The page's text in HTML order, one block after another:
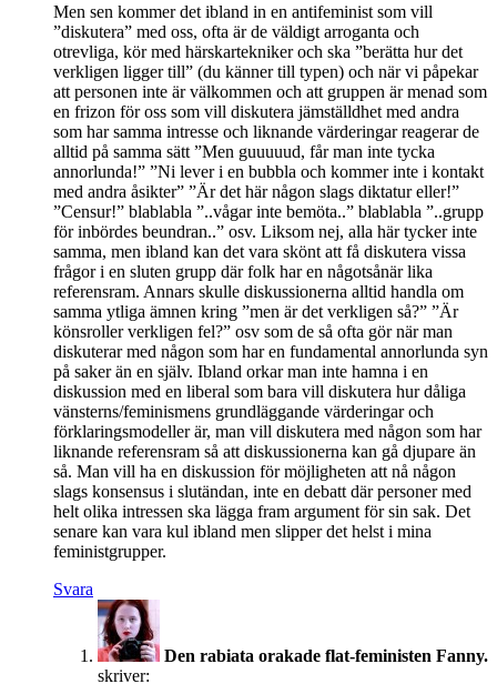
Men sen kommer det ibland in en antifeminist som vill
”diskutera” med oss, ofta är de väldigt arroganta och
otrevliga, kör med härskartekniker och ska ”berätta hur det
verkligen ligger till” (du känner till typen) och när vi påpekar
att personen inte är välkommen och att gruppen är menad som
en frizon för oss som vill diskutera jämställdhet med andra
som har samma intresse och liknande värderingar reagerar de
alltid på samma sätt ”Men guuuuud, får man inte tycka
annorlunda!” ”Ni lever i en bubbla och kommer inte i kontakt
med andra åsikter” ”Är det här någon slags diktatur eller!”
”Censur!” blablabla ”..vågar inte bemöta..” blablabla ”..grupp
för inbördes beundran..” osv. Liksom nej, alla här tycker inte
samma, men ibland kan det vara skönt att få diskutera vissa
frågor i en sluten grupp där folk har en någotsånär lika
referensram. Annars skulle diskussionerna alltid handla om
samma ytliga ämnen kring ”men är det verkligen så?” ”Är
könsroller verkligen fel?” osv som de så ofta gör när man
diskuterar med någon som har en fundamental annorlunda syn
på saker än en själv. Ibland orkar man inte hamna i en
diskussion med en liberal som bara vill diskutera hur dåliga
vänsterns/feminismens grundläggande värderingar och
förklaringsmodeller är, man vill diskutera med någon som har
liknande referensram så att diskussionerna kan gå djupare än
så. Man vill ha en diskussion för möjligheten att nå någon
slags konsensus i slutändan, inte en debatt där personer med
helt olika intressen ska lägga fram argument för sin sak. Det
senare kan vara kul ibland men slipper det helst i mina
feministgrupper.
Svara
Den rabiata orakade flat-feministen Fanny.
skriver: